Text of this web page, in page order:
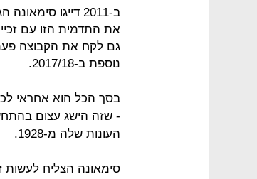
ב-2011 דייגו
גם לקח את הקבוצה
נוספת ב-2017/18.
- שזה הישג עצום
העונות שלה מ-1928.
סימאונה הצליח לעשות